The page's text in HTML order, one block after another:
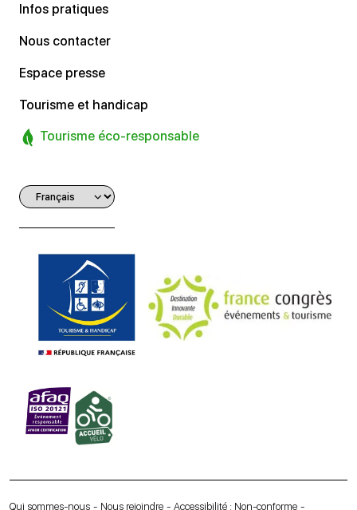
Infos pratiques
Nous contacter
Espace presse
Tourisme et handicap
Tourisme éco-responsable
Qui sommes-nous Nous rejoindre Accessibilité : Non-conforme